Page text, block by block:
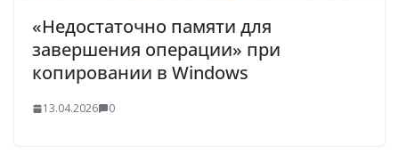
«Недостаточно памяти для
завершения операции» при
копировании в Windows
13.04.2026 0